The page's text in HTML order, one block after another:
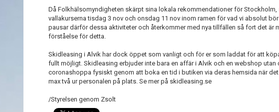
Då Folkhälsomyndigheten skärpt sina lokala rekommendationer för Stockholm,
vallakurserna tisdag 3 nov och onsdag 11 nov inom ramen för vad vi absolut
pausar därför dessa aktiviteter och återkommer med nya tillfällen så fort det är
förståelse för detta.
Skidleasing i Alvik har dock öppet som vanligt och för er som laddat för att
fullt möjligt. Skidleasing erbjuder inte bara en affär i Alvik och en webshop
coronashoppa fysiskt genom att boka en tid i butiken via deras hemsida när
max två ur personalen på plats. Se mer på skidleasing.se
/Styrelsen genom Zsolt